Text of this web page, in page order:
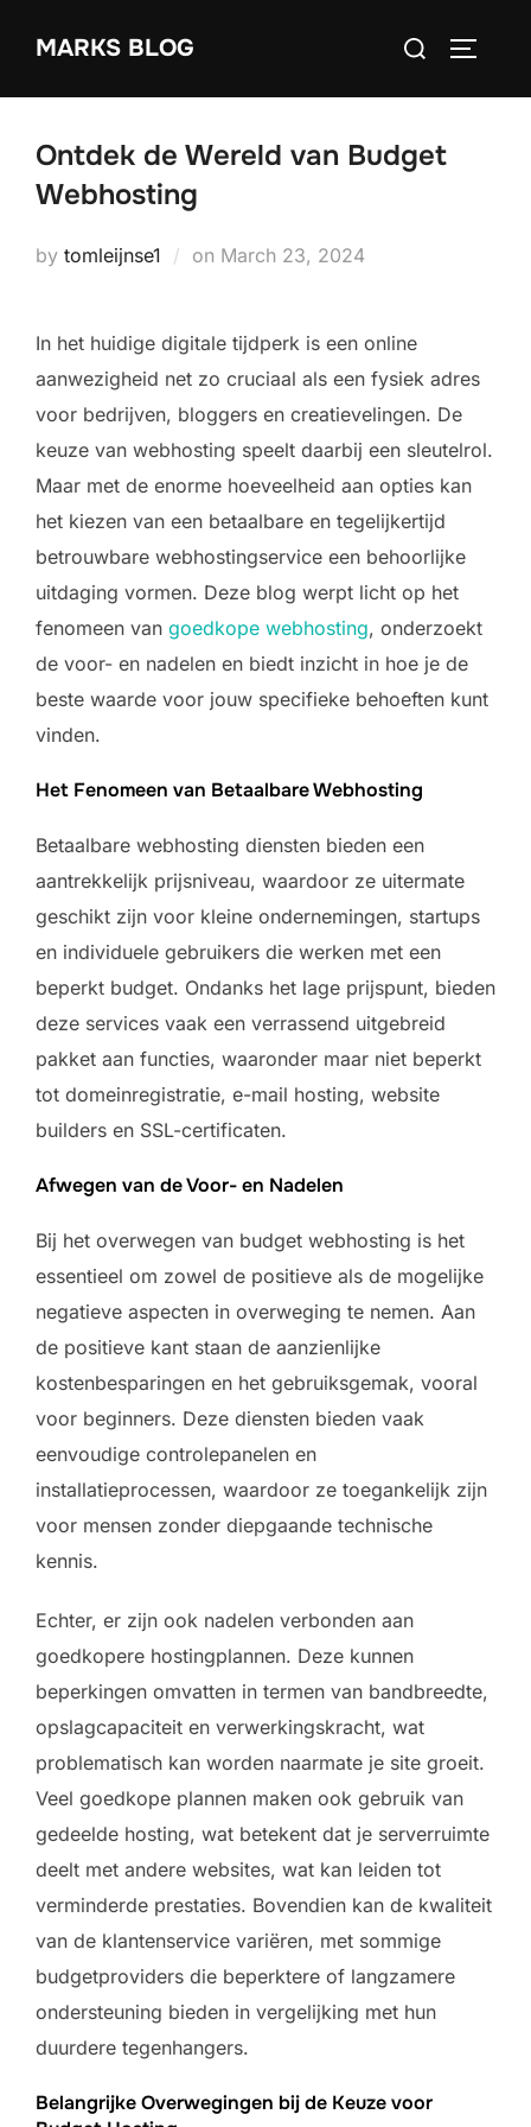
MARKS BLOG
Search
Ontdek de Wereld van Budget
Webhosting
by tomleijnse1 on Posted
March 23, 2024
In het huidige digitale tijdperk is een online
aanwezigheid net zo cruciaal als een fysiek adres
voor bedrijven, bloggers en creatievelingen. De
keuze van webhosting speelt daarbij een sleutelrol.
Maar met de enorme hoeveelheid aan opties kan
het kiezen van een betaalbare en tegelijkertijd
betrouwbare webhostingservice een behoorlijke
uitdaging vormen. Deze blog werpt licht op het
fenomeen van goedkope webhosting, onderzoekt
de voor- en nadelen en biedt inzicht in hoe je de
beste waarde voor jouw specifieke behoeften kunt
vinden.
Het Fenomeen van Betaalbare Webhosting
Betaalbare webhosting diensten bieden een
aantrekkelijk prijsniveau, waardoor ze uitermate
geschikt zijn voor kleine ondernemingen, startups
en individuele gebruikers die werken met een
beperkt budget. Ondanks het lage prijspunt, bieden
deze services vaak een verrassend uitgebreid
pakket aan functies, waaronder maar niet beperkt
tot domeinregistratie, e-mail hosting, website
builders en SSL-certificaten.
Afwegen van de Voor- en Nadelen
Bij het overwegen van budget webhosting is het
essentieel om zowel de positieve als de mogelijke
negatieve aspecten in overweging te nemen. Aan
de positieve kant staan de aanzienlijke
kostenbesparingen en het gebruiksgemak, vooral
voor beginners. Deze diensten bieden vaak
eenvoudige controlepanelen en
installatieprocessen, waardoor ze toegankelijk zijn
voor mensen zonder diepgaande technische
kennis.
Echter, er zijn ook nadelen verbonden aan
goedkopere hostingplannen. Deze kunnen
beperkingen omvatten in termen van bandbreedte,
opslagcapaciteit en verwerkingskracht, wat
problematisch kan worden naarmate je site groeit.
Veel goedkope plannen maken ook gebruik van
gedeelde hosting, wat betekent dat je serverruimte
deelt met andere websites, wat kan leiden tot
verminderde prestaties. Bovendien kan de kwaliteit
van de klantenservice variëren, met sommige
budgetproviders die beperktere of langzamere
ondersteuning bieden in vergelijking met hun
duurdere tegenhangers.
Belangrijke Overwegingen bij de Keuze voor